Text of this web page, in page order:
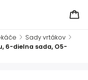
/ Sady vrtákov /
6-dielna sada, O5-